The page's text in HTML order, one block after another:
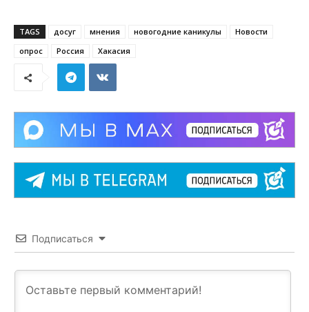
TAGS досуг мнения новогодние каникулы
Новости
опрос
Россия Хакасия
Подписаться